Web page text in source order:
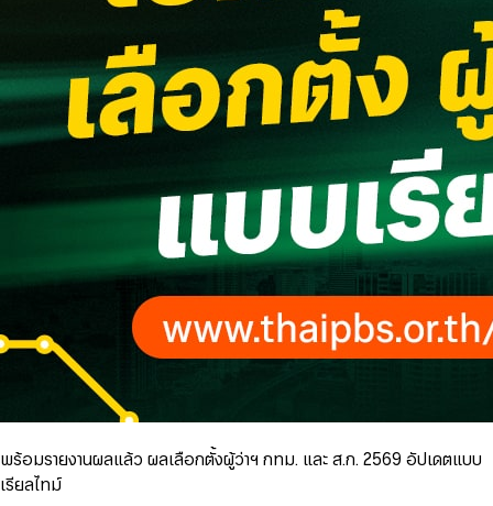
พร้อมรายงานผลแล้ว ผลเลือกตั้งผู้ว่าฯ กทม. และ ส.ก. 2569 อัปเดตแบบ
เรียลไทม์